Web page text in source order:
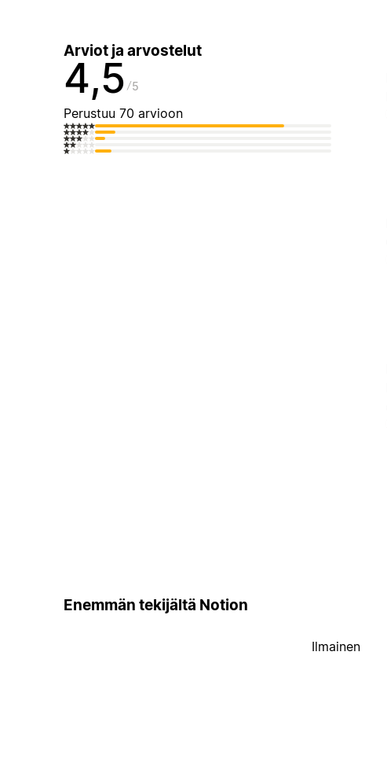
Arviot ja arvostelut
4,5 5
Perustuu 70 arvioon
Enemmän tekijältä Notion
Ilmainen